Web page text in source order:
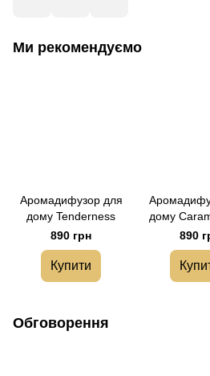
Ми рекомендуємо
Аромадифузор для
дому Tenderness
890 грн
Купити
дому
890
Обговорення